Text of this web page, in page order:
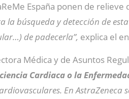
España ponen de relieve
la búsqueda y detección de
de padecerla”, explica el
Médica y de Asuntos
Cardiaca o la
En